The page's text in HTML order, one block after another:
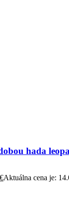
hada
€Aktuálna cena je: